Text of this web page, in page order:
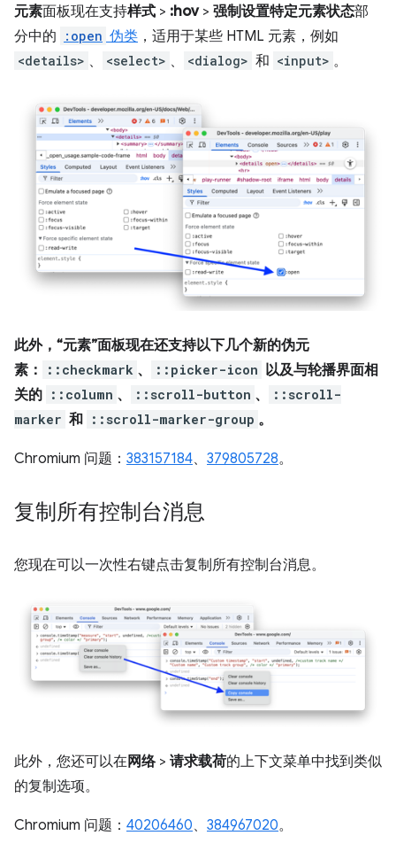
元素面板现在支持样式 > :hov> 强制设置特定元素状态部
分中的
:open 伪类 ，适用于某些 HTML 元素，例如
<details> 、 <select> 、 <dialog> 和 <input> 。
此外，“元素”面板现在还支持以下几个新的伪元
素：
::checkmark 、 ::picker-icon 以及与轮播界面相
关的 ::column 、 ::scroll-button 、
::scroll-
marker 和 ::scroll-marker-group 。
Chromium 问题： 383157184、 379805728。
复制所有控制台消息
您现在可以一次性右键点击复制所有控制台消息。
此外，您还可以在 网络> 请求载荷的上下文菜单中找到类似
的复制选项。
Chromium 问题： 40206460、 384967020。